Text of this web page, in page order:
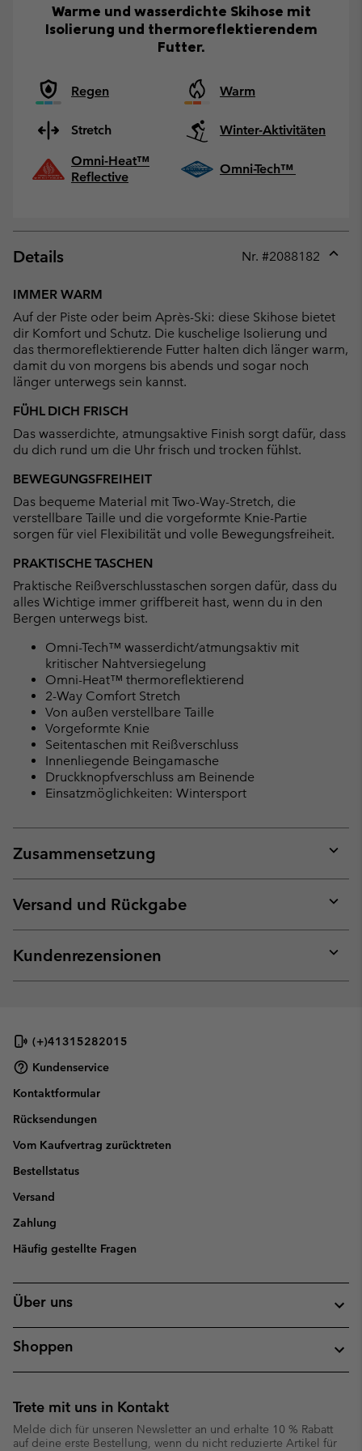
Warme und wasserdichte Skihose mit
Isolierung und thermoreflektierendem
Futter.
Regen Warm
Stretch
Winter-Aktivitäten
Omni-Heat™
Reflective
Omni-Tech™
Details Nr. #2088182
IMMER WARM
Auf der Piste oder beim Après-Ski: diese Skihose bietet
dir Komfort und Schutz. Die kuschelige Isolierung und
das thermoreflektierende Futter halten dich länger warm,
damit du von morgens bis abends und sogar noch
länger unterwegs sein kannst.
FÜHL DICH FRISCH
Das wasserdichte, atmungsaktive Finish sorgt dafür, dass
du dich rund um die Uhr frisch und trocken fühlst.
BEWEGUNGSFREIHEIT
Das bequeme Material mit Two-Way-Stretch, die
verstellbare Taille und die vorgeformte Knie-Partie
sorgen für viel Flexibilität und volle Bewegungsfreiheit.
PRAKTISCHE TASCHEN
Praktische Reißverschlusstaschen sorgen dafür, dass du
alles Wichtige immer griffbereit hast, wenn du in den
Bergen unterwegs bist.
Omni-Tech™ wasserdicht/atmungsaktiv mit
kritischer Nahtversiegelung
Omni-Heat™ thermoreflektierend
2-Way Comfort Stretch
Von außen verstellbare Taille
Vorgeformte Knie
Seitentaschen mit Reißverschluss
Innenliegende Beingamasche
Druckknopfverschluss am Beinende
Einsatzmöglichkeiten: Wintersport
Zusammensetzung
or
Versand und Rückgabe
or
Kundenrezensionen
or
(+)41315282015
Kundenservice
Kontaktformular
Rücksendungen
Vom Kaufvertrag zurücktreten
Bestellstatus
Versand
Zahlung
Häufig gestellte Fragen
Über uns
Shoppen
Trete mit uns in Kontakt
Melde dich für unseren Newsletter an und erhalte 10 % Rabatt
auf deine erste Bestellung, wenn du nicht reduzierte Artikel für